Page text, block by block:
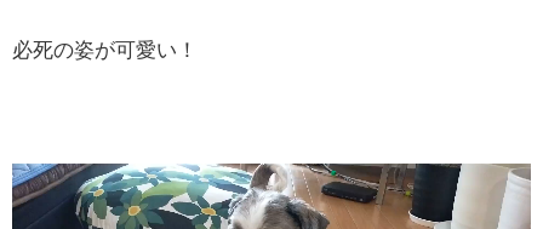
必死の姿が可愛い！
動
画